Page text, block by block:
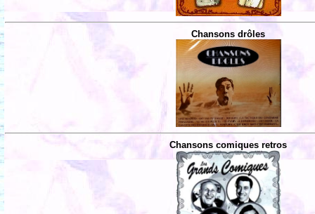
Chansons drôles
Chansons comiques retros